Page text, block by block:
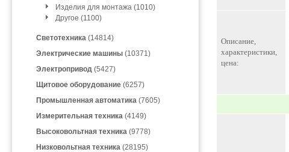
Изделия для монтажа (1010)
Другое (1100)
Светотехника (14814)
Электрические машины (10371)
Электропривод (5427)
Щитовое оборудование (6257)
Промышленная автоматика (7605)
Измерительная техника (4149)
Высоковольтная техника (9778)
Низковольтная техника (28195)
Описание,
характеристики,
цена: